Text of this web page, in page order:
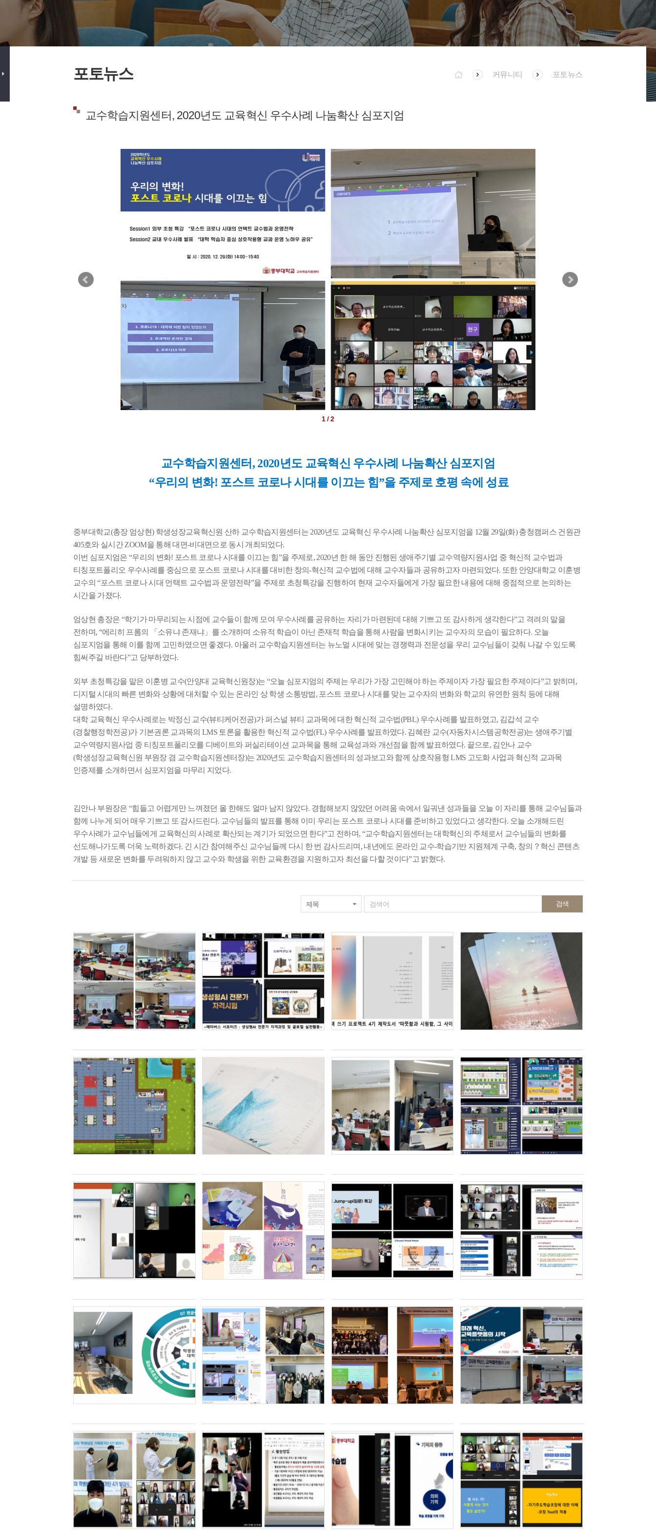
포토뉴스 커뮤니티 포토뉴스
교수학습지원센터, 2020년도 교육혁신 우수사례 나눔확산 심포지엄
1 / 2
교수학습지원센터 , 2020년도 교육혁신 우수사례 나눔확산 심포지엄
“우리의 변화! 포스트 코로나 시대를 이끄는 힘”을 주제로 호평 속에 성료
중부대학교(총장 엄상현) 학생성장교육혁신원 산하 교수학습지원센터는 2020년도 교육혁신 우수사례 나눔확산 심포지엄을 12월 29일(화)충청캠퍼스 건원관
405호와 실시간ZOOM을 통해 대면-비대면으로 동시 개최되었다.
이번 심포지엄은 “우리의 변화! 포스트 코로나 시대를 이끄는 힘”을 주제로, 2020년 한 해 동안 진행된 생애주기별 교수역량지원사업 중 혁신적 교수법과
티칭포트폴리오 우수사례를 중심으로 포스트 코로나 시대를 대비한 창의-혁신적 교수법에 대해 교수자들과 공유하고자 마련되었다. 또한 안양대학교 이훈병
교수의“포스트 코로나 시대 언택트 교수법과 운영전략”을 주제로 초청특강을 진행하여 현재 교수자들에게 가장 필요한 내용에 대해 중점적으로 논의하는
시간을 가졌다.
엄상현 총장은 “학기가 마무리되는 시점에 교수들이 함께 모여 우수사례를 공유하는 자리가 마련된데 대해 기쁘고 또 감사하게 생각한다”고 격려의 말을
전하며, “에리히 프롬의 「 소유냐 존재냐」 를 소개하며 소유적 학습이 아닌 존재적 학습을 통해 사람을 변화시키는 교수자의 모습이 필요하다. 오늘
심포지엄을 통해 이를 함께 고민하였으면 좋겠다. 아울러 교수학습지원센터는 뉴노멀 시대에 맞는 경쟁력과 전문성을 우리 교수님들이 갖춰 나갈 수 있도록
힘써주길 바란다”고 당부하였다.
외부 초청특강을 맡은 이훈병 교수(안양대 교육혁신원장)는 “오늘 심포지엄의 주제는 우리가 가장 고민해야 하는 주제이자 가장 필요한 주제이다”고 밝히며 ,
디지털 시대의 빠른 변화와 상황에 대처할 수 있는 온라인 상 학생 소통방법, 포스트 코로나 시대를 맞는 교수자의 변화와 학교의 유연한 원칙 등에 대해
설명하였다.
대학 교육혁신 우수사례로는 박정신 교수(뷰티케어전공)가 퍼스널 뷰티 교과목에 대한 혁신적 교수법(PBL) 우수사례를 발표하였고, 김갑석 교수
(경찰행정학전공)가 기본권론 교과목의LMS 토론을 활용한 혁신적 교수법(FL) 우수사례를 발표하였다. 김혜란 교수(자동차시스템공학전공)는 생애주기별
교수역량지원사업 중 티칭포트폴리오를 디베이트와 퍼실리테이션 교과목을 통해 교육성과와 개선점을 함께 발표하였다. 끝으로, 김안나 교수
(학생성장교육혁신원 부원장 겸 교수학습지원센터장)는 2020년도 교수학습지원센터의 성과보고와 함께 상호작용형LMS 고도화 사업과 혁신적 교과목
인증제를 소개하면서 심포지엄을 마무리 지었다.
김안나 부원장은 “힘들고 어렵게만 느껴졌던 올 한해도 얼마 남지 않았다. 경험해보지 않았던 어려움 속에서 일궈낸 성과들을 오늘 이 자리를 통해 교수님들과
함께 나누게 되어 매우 기쁘고 또 감사드린다. 교수님들의 발표를 통해 이미 우리는 포스트 코로나 시대를 준비하고 있었다고 생각한다. 오늘 소개해드린
우수사례가 교수님들에게 교육혁신의 사례로 확산되는 계기가 되었으면 한다”고 전하며, “교수학습지원센터는 대학혁신의 주체로서 교수님들의 변화를
선도해나가도록 더욱 노력하겠다. 긴 시간 참여해주신 교수님들께 다시 한 번 감사드리며 , 내년에도 온라인 교수-학습기반 지원체계 구축, 창의 ？ 혁신 콘텐츠
개발 등 새로운 변화를 두려워하지 않고 교수와 학생을 위한 교육환경을 지원하고자 최선을 다할 것이다”고 밝혔다.